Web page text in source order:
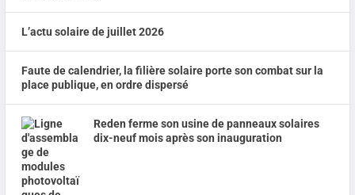
L’actu solaire de juillet 2026
Faute de calendrier, la filière solaire porte son combat sur la
place publique, en ordre dispersé
Reden ferme son usine de panneaux solaires
dix-neuf mois après son inauguration